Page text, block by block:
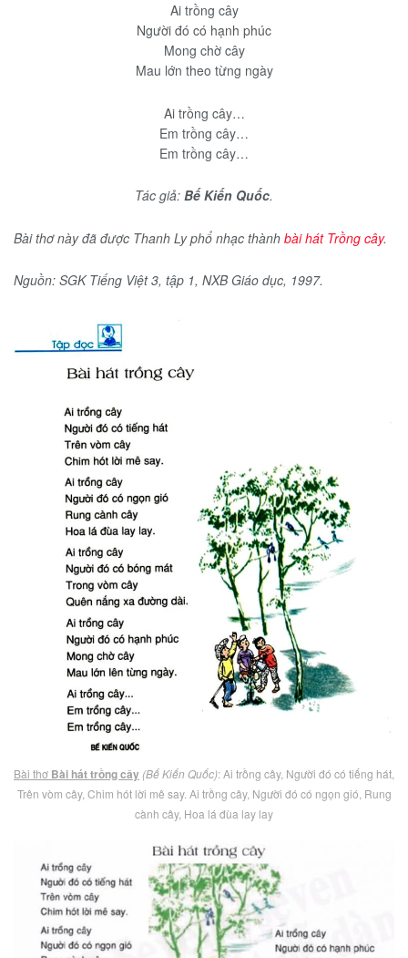
Ai trồng cây
Người đó có hạnh phúc
Mong chờ cây
Mau lớn theo từng ngày
Ai trồng cây…
Em trồng cây…
Em trồng cây…
Tác giả: Bế Kiến Quốc.
Bài thơ này đã được Thanh Ly phổ nhạc thành bài hát Trồng cây.
Nguồn: SGK Tiếng Việt 3, tập 1, NXB Giáo dục, 1997.
Bài thơ Bài hát trồng cây (Bế Kiến Quốc): Ai trồng cây, Người đó có tiếng hát,
Trên vòm cây, Chim hót lời mê say. Ai trồng cây, Người đó có ngọn gió, Rung
cành cây, Hoa lá đùa lay lay